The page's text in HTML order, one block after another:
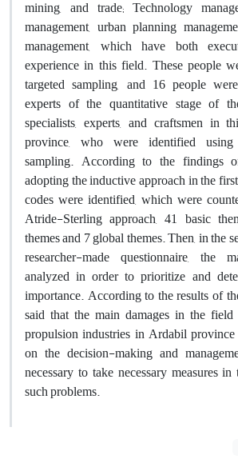
mining, and trade; Technology
management, urban planning
management, which have both
experience in this field. These people
targeted sampling, and 16 people
experts of the quantitative stage of
specialists, experts, and craftsmen in
province, who were identified
sampling. According to the findings
adopting the inductive approach in the
codes were identified, which were
Atride-Sterling approach, 41 basic
themes and 7 global themes. Then, in the
researcher-made questionnaire, the
analyzed in order to prioritize and
importance. According to the results of
said that the main damages in the
propulsion industries in Ardabil
on the decision-making and
necessary to take necessary measures
such problems.